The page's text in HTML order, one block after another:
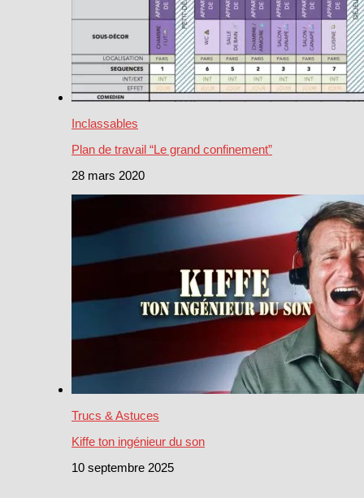
Inclassables
Plan de travail “Le grand confinement”
28 mars 2020
Trucs & Astuces
Kiffe ton ingénieur du son
10 septembre 2025